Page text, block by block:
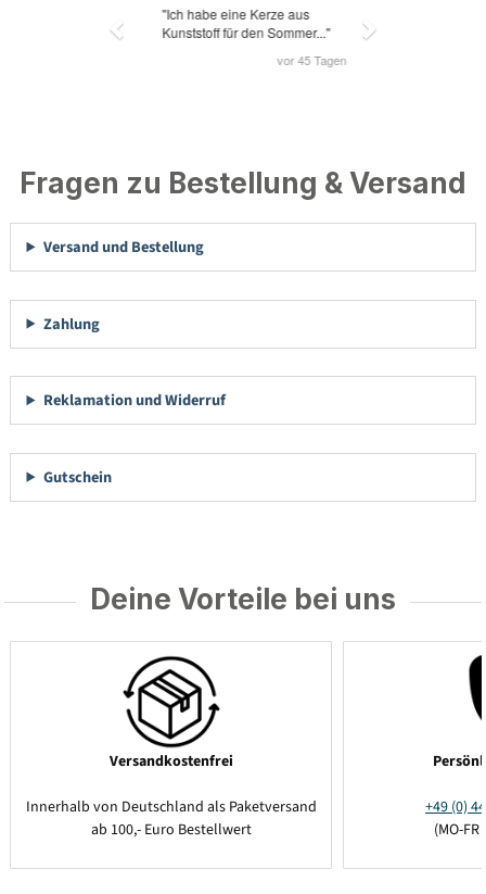
Fragen zu Bestellung & Versand
Versand und Bestellung
Zahlung
Reklamation und Widerruf
Gutschein
Deine Vorteile bei uns
Versandkostenfrei
Innerhalb von Deutschland als Paketversand
ab 100,- Euro Bestellwert
+49 (0)
(MO-